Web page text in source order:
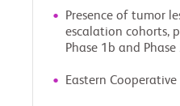
Presence of tumor
escalation cohorts,
Phase 1b and
Eastern